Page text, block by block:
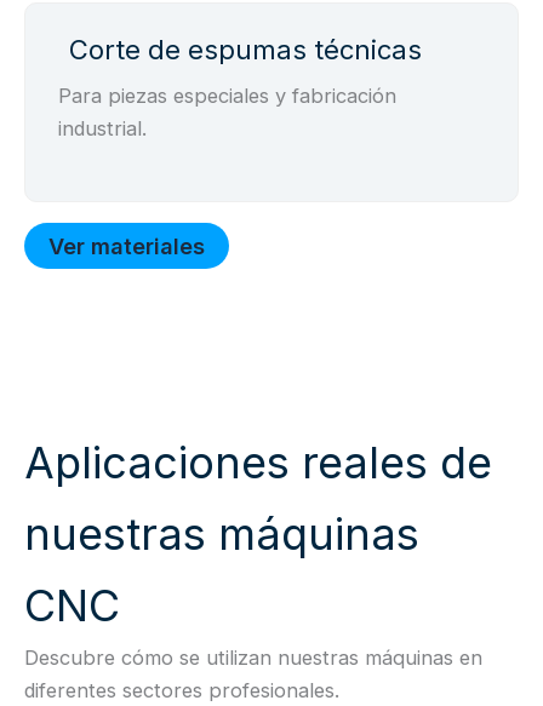
Corte de espumas técnicas
Para piezas especiales y fabricación
industrial.
Ver materiales
Aplicaciones reales de
nuestras máquinas
CNC
Descubre cómo se utilizan nuestras máquinas en
diferentes sectores profesionales.